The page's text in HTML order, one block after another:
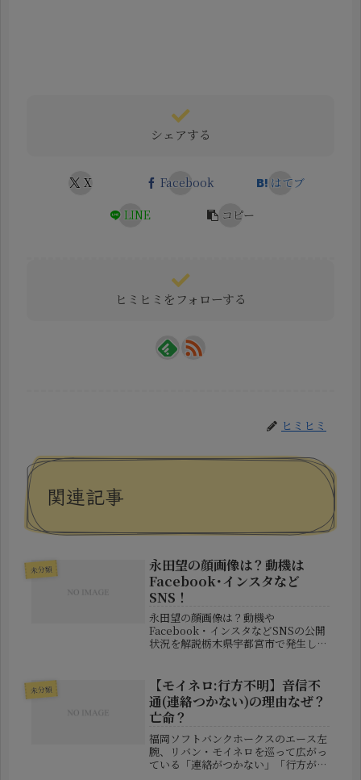
シェアする
X Facebook
はてブ
LINE
コピー
ヒミヒミをフォローする
ヒミヒミ
関連記事
未分類
永田望の顔画像は？動機は
Facebook･インスタなど
SNS！
永田望の顔画像は？動機や
Facebook・インスタなどSNSの公開
状況を解説栃木県宇都宮市で発生した
の永田望容疑者（36）で、親族の男性
を小型のチェーンソーで襲ったとして
殺...
未分類
【モイネロ:行方不明】音信不
通(連絡つかない)の理由なぜ？
亡命？
福岡ソフトバンクホークスのエース左
腕、リバン・モイネロを巡って広がっ
ている「連絡がつかない」「行方が分